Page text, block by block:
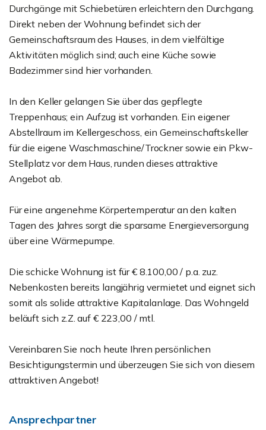
Durchgänge mit Schiebetüren erleichtern den Durchgang.
Direkt neben der Wohnung befindet sich der
Gemeinschaftsraum des Hauses, in dem vielfältige
Aktivitäten möglich sind; auch eine Küche sowie
Badezimmer sind hier vorhanden.
In den Keller gelangen Sie über das gepflegte
Treppenhaus; ein Aufzug ist vorhanden. Ein eigener
Abstellraum im Kellergeschoss, ein Gemeinschaftskeller
für die eigene Waschmaschine/Trockner sowie ein Pkw-
Stellplatz vor dem Haus, runden dieses attraktive
Angebot ab.
Für eine angenehme Körpertemperatur an den kalten
Tagen des Jahres sorgt die sparsame Energieversorgung
über eine Wärmepumpe.
Die schicke Wohnung ist für € 8.100,00 / p.a. zuz.
Nebenkosten bereits langjährig vermietet und eignet sich
somit als solide attraktive Kapitalanlage. Das Wohngeld
beläuft sich z.Z. auf € 223,00 / mtl.
Vereinbaren Sie noch heute Ihren persönlichen
Besichtigungstermin und überzeugen Sie sich von diesem
attraktiven Angebot!
Ansprechpartner